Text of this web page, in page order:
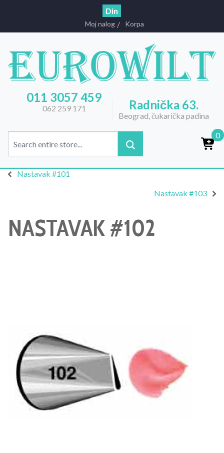
Din
Moj nalog Korpa
011 3057 459
062 259 171 Radnička 63.
Beograd, čukarička padina
0
Nastavak #101
Nastavak #103
NASTAVAK #102